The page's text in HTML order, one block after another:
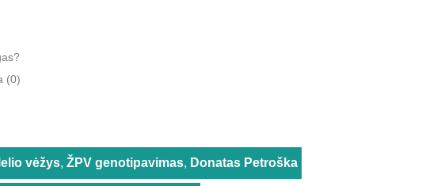
(0)
vėžys, ŽPV genotipavimas, Donatas Petroška